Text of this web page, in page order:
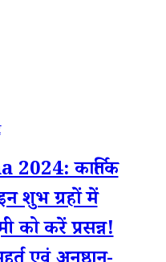
कार्तिक
इन शुभ ग्रहों में
को करें प्रसन्न!